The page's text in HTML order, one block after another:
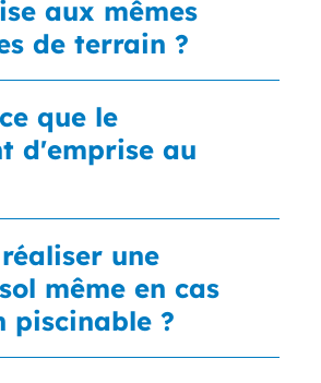
aux mêmes
de terrain ?
que le
d'emprise au
une
même en cas
piscinable ?